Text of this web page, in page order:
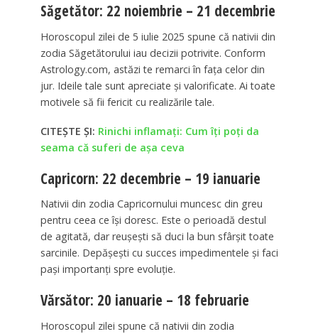
Săgetător: 22 noiembrie – 21 decembrie
Horoscopul zilei de 5 iulie 2025 spune că nativii din
zodia Săgetătorului iau decizii potrivite. Conform
Astrology.com, astăzi te remarci în fața celor din
jur. Ideile tale sunt apreciate și valorificate. Ai toate
motivele să fii fericit cu realizările tale.
CITEȘTE ȘI: Rinichi inflamați: Cum îți poți da
seama că suferi de așa ceva
Capricorn: 22 decembrie – 19 ianuarie
Nativii din zodia Capricornului muncesc din greu
pentru ceea ce își doresc. Este o perioadă destul
de agitată, dar reușești să duci la bun sfârșit toate
sarcinile. Depășești cu succes impedimentele și faci
pași importanți spre evoluție.
Vărsător: 20 ianuarie – 18 februarie
Horoscopul zilei spune că nativii din zodia